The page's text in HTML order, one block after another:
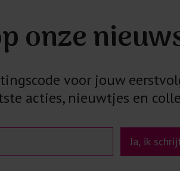
onze
voor jouw
acties, nieuwtjes en
Ja, ik